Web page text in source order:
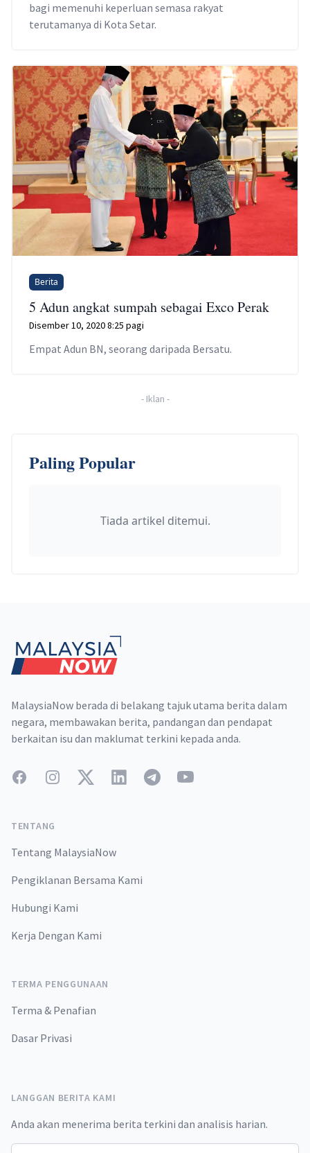
bagi memenuhi keperluan semasa rakyat
terutamanya di Kota Setar.
Berita
5 Adun angkat sumpah sebagai Exco Perak
Disember 10, 2020 8:25 pagi
Empat Adun BN, seorang daripada Bersatu.
- Iklan -
Paling Popular
Tiada artikel ditemui.
MalaysiaNow berada di belakang tajuk utama berita dalam
negara, membawakan berita, pandangan dan pendapat
berkaitan isu dan maklumat terkini kepada anda.
FacebookInstagramTwitterLinkedInTelegramYouTube
TENTANG
Tentang MalaysiaNow
Pengiklanan Bersama Kami
Hubungi Kami
Kerja Dengan Kami
TERMA PENGGUNAAN
Terma & Penafian
Dasar Privasi
LANGGAN BERITA KAMI
Anda akan menerima berita terkini dan analisis harian.